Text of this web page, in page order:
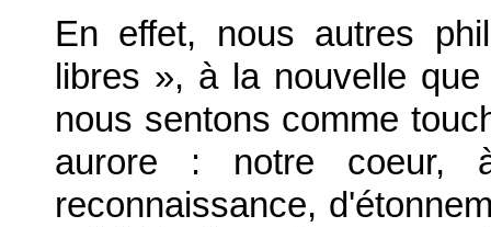
En effet, nous autres
libres », à la nouvelle
nous sentons comme
aurore : notre coeur,
reconnaissance,